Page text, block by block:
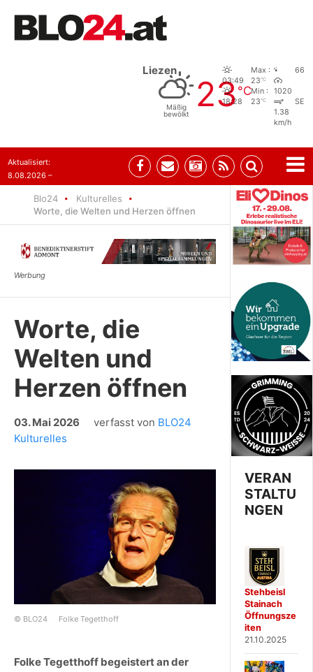
Liezen
Mäßig
bewölkt
23°C
03:49
18:28
Max :
23°C
Min :
23°C
66
1020
SE
1.38
km/h
Aktualisiert:
8.08.2026 –
Blo24
Kulturelles
Worte, die Welten und Herzen öffnen
Worte, die
Welten und
Herzen öffnen
03. Mai 2026 verfasst von BLO24
Kulturelles
© BLO24 Folke Tegetthoff
Folke Tegetthoff begeistert an der
VERAN
STALTU
NGEN
Stehbeisl
Stainach
Öffnungsze
iten
21.10.2025